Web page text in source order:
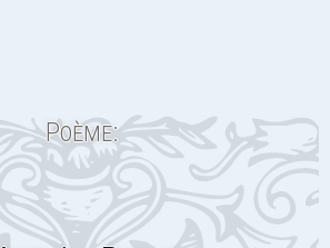
Poème: